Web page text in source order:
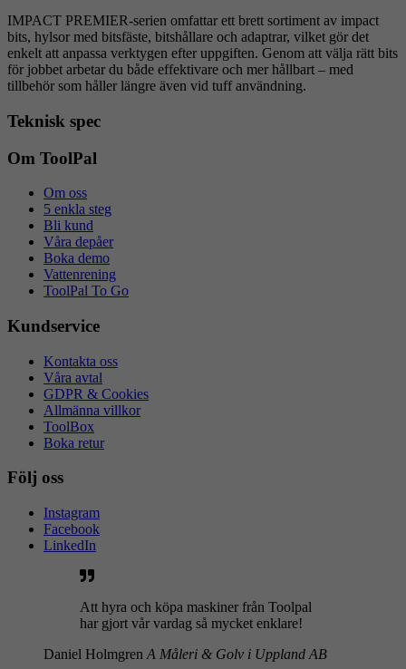
IMPACT PREMIER-serien omfattar ett brett sortiment av impact
bits, hylsor med bitsfäste, bitshållare och adaptrar, vilket gör det
enkelt att anpassa verktygen efter uppgiften. Genom att välja rätt bits
för jobbet arbetar du både effektivare och mer hållbart – med
tillbehör som håller längre även vid tuff användning.
Teknisk spec
Om ToolPal
Om oss
5 enkla steg
Bli kund
Våra depåer
Boka demo
Vattenrening
ToolPal To Go
Kundservice
Kontakta oss
Våra avtal
GDPR & Cookies
Allmänna villkor
ToolBox
Boka retur
Följ oss
Instagram
Facebook
LinkedIn
Att hyra och köpa maskiner från Toolpal
har gjort vår vardag så mycket enklare!
Daniel Holmgren A Måleri & Golv i Uppland AB